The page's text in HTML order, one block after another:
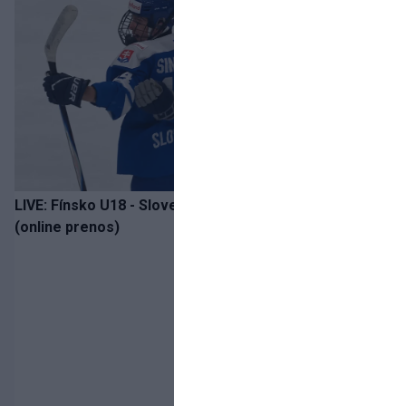
LIVE: Fínsko U18 - Slovensko U18 / Hlinka-Gretzky Cup
(online prenos)